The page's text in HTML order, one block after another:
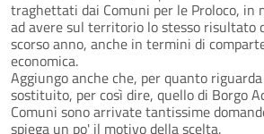
traghettati dai Comuni per le Proloco, in
ad avere sul territorio lo stesso risultato
scorso anno, anche in termini di
economica.
Aggiungo anche che, per quanto
sostituito, per così dire, quello di Borgo
Comuni sono arrivate tantissime
spiega un po' il motivo della scelta.